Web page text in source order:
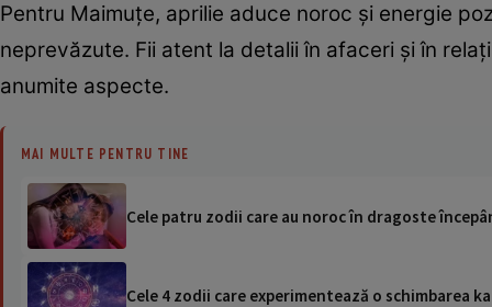
Pentru Maimuțe, aprilie aduce noroc și energie
neprevăzute. Fii atent la detalii în afaceri și în
anumite aspecte.
MAI MULTE PENTRU TINE
Cele patru zodii care au noroc în dragoste
Cele 4 zodii care experimentează o schimbarea